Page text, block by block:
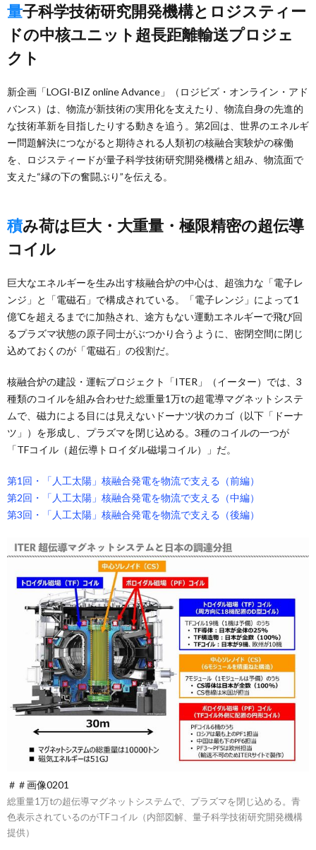
量子科学技術研究開発機構とロジスティー
ドの中核ユニット超長距離輸送プロジェ
クト
新企画「LOGI-BIZ online Advance」（ロジビズ・オンライン・アド
バンス）は、物流が新技術の実用化を支えたり、物流自身の先進的
な技術革新を目指したりする動きを追う。第2回は、世界のエネルギ
ー問題解決につながると期待される人類初の核融合実験炉の稼働
を、ロジスティードが量子科学技術研究開発機構と組み、物流面で
支えた“縁の下の奮闘ぶり”を伝える。
積み荷は巨大・大重量・極限精密の超伝導
コイル
巨大なエネルギーを生み出す核融合炉の中心は、超強力な「電子レ
ンジ」と「電磁石」で構成されている。「電子レンジ」によって1
億℃を超えるまでに加熱され、途方もない運動エネルギーで飛び回
るプラズマ状態の原子同士がぶつかり合うように、密閉空間に閉じ
込めておくのが「電磁石」の役割だ。
核融合炉の建設・運転プロジェクト「ITER」（イーター）では、3
種類のコイルを組み合わせた総重量1万tの超電導マグネットシステ
ムで、磁力による目には見えないドーナツ状のカゴ（以下「ドーナ
ツ」）を形成し、プラズマを閉じ込める。3種のコイルの一つが
「TFコイル（超伝導トロイダル磁場コイル）」だ。
第1回・「人工太陽」核融合発電を物流で支える（前編）
第2回・「人工太陽」核融合発電を物流で支える（中編）
第3回・「人工太陽」核融合発電を物流で支える（後編）
＃＃画像0201
総重量1万tの超伝導マグネットシステムで、プラズマを閉じ込める。青
色表示されているのがTFコイル（内部図解、量子科学技術研究開発機構
提供）